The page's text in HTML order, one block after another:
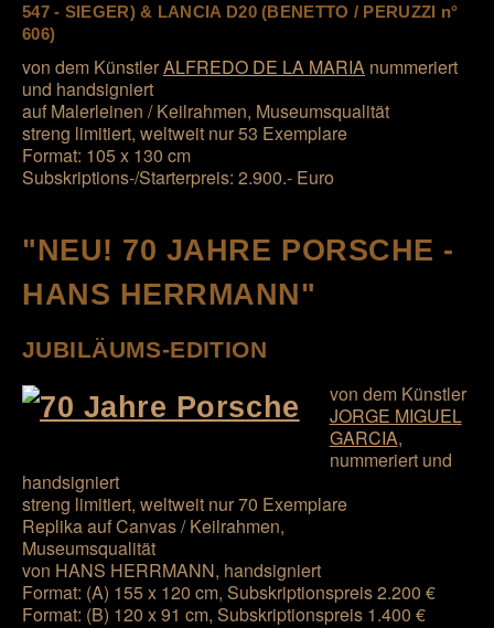
547 - SIEGER) & LANCIA D20 (BENETTO / PERUZZI n°
606)
von dem KünstlerALFREDO DE LA MARIA nummeriert
und handsigniert
auf Malerleinen / Keilrahmen, Museumsqualität
streng limitiert, weltweit nur 53 Exemplare
Format: 105 x 130 cm
Subskriptions-/Starterpreis: 2.900.- Euro
"NEU! 70 JAHRE PORSCHE -
HANS HERRMANN"
JUBILÄUMS-EDITION
von dem Künstler
JORGE MIGUEL
GARCIA,
nummeriert und
handsigniert
streng limitiert, weltweit nur 70 Exemplare
Replika auf Canvas / Keilrahmen,
Museumsqualität
von HANS HERRMANN, handsigniert
Format: (A) 155 x 120 cm, Subskriptionspreis 2.200 €
Format: (B) 120 x 91 cm, Subskriptionspreis 1.400 €